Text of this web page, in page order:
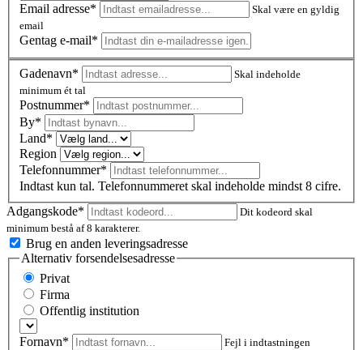
Email adresse*
Skal være en gyldig
email
Gentag e-mail*
Gadenavn*
Skal indeholde
minimum ét tal
Postnummer*
By*
Land*
Region
Telefonnummer*
Indtast kun tal. Telefonnummeret skal indeholde mindst 8 cifre.
Adgangskode*
Dit kodeord skal
minimum bestå af 8 karakterer.
Brug en anden leveringsadresse
Alternativ forsendelsesadresse
Privat
Firma
Offentlig institution
Fornavn* Fejl i indtastningen